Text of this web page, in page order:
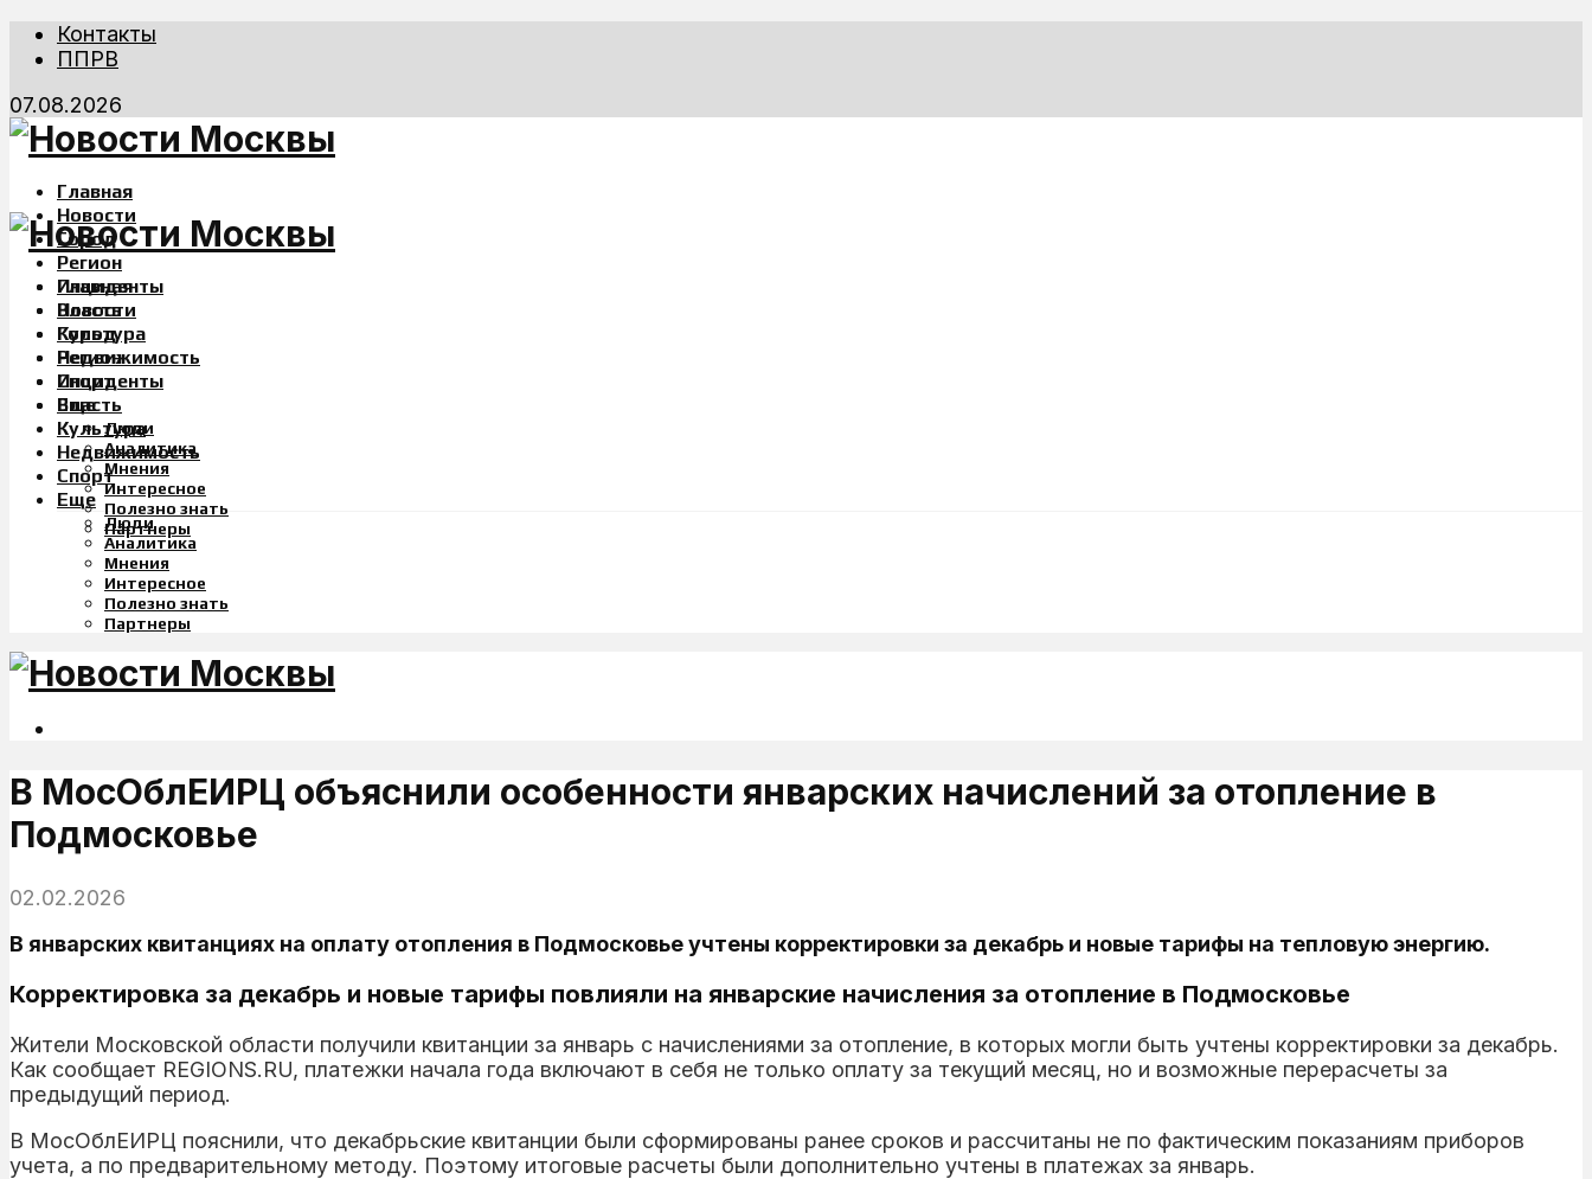
Контакты
ППРВ
07.08.2026
Главная
Новости
Город
Регион
Инциденты
Власть
Культура
Недвижимость
Спорт
Еще
Люди
Аналитика
Мнения
Интересное
Полезно знать
Партнеры
Главная
Новости
Город
Регион
Инциденты
Власть
Культура
Недвижимость
Спорт
Еще
Люди
Аналитика
Мнения
Интересное
Полезно знать
Партнеры
В МосОблЕИРЦ объяснили особенности январских начислений за отопление в
Подмосковье
02.02.2026
В январских квитанциях на оплату отопления в Подмосковье учтены корректировки за декабрь и новые тарифы на тепловую энергию.
Корректировка за декабрь и новые тарифы повлияли на январские начисления за отопление в Подмосковье
Жители Московской области получили квитанции за январь с начислениями за отопление, в которых могли быть учтены корректировки за декабрь.
Как сообщает REGIONS.RU, платежки начала года включают в себя не только оплату за текущий месяц, но и возможные перерасчеты за
предыдущий период.
В МосОблЕИРЦ пояснили, что декабрьские квитанции были сформированы ранее сроков и рассчитаны не по фактическим показаниям приборов
учета, а по предварительному методу. Поэтому итоговые расчеты были дополнительно учтены в платежах за январь.